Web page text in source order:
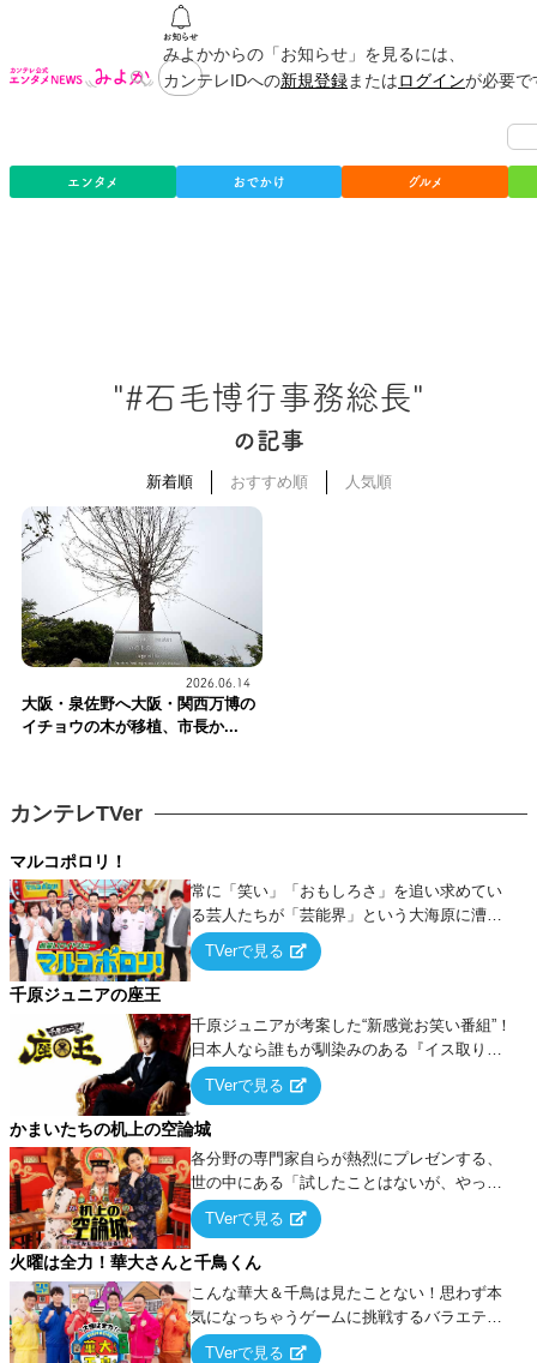
みよかからの「お知らせ」を見るには、
カンテレIDへの新規登録またはログインが必要
エンタメ おでかけ グルメ
"#石毛博行事務総長"
の記事
新着順 おすすめ順 人気順
2026.06.14
大阪・泉佐野へ大阪・関西万博の
イチョウの木が移植、市長か...
カンテレTVer
マルコポロリ！
常に「笑い」「おもしろさ」を追い求めてい
る芸人たちが「芸能界」という大海原に漕ぎ
出でて、新たなオモシロ人間を発掘する！
TVerで見る
千原ジュニアの座王
千原ジュニアが考案した“新感覚お笑い番組”！
日本人なら誰もが馴染みのある『イス取りゲ
ーム』をベースに、大喜利・ギャグ・モノボ
ケ・歌…など様々なお題で芸人がショートネ
タを競い合う！
TVerで見る
かまいたちの机上の空論城
各分野の専門家自らが熱烈にプレゼンする、
世の中にある「試したことはないが、やって
みたらこうなる！…ハズ」という“机上の空
論”に若手芸人らがカラダを張って挑む！
TVerで見る
火曜は全力！華大さんと千鳥くん
こんな華大＆千鳥は見たことない！思わず本
気になっちゃうゲームに挑戦するバラエティ
ー！
TVerで見る